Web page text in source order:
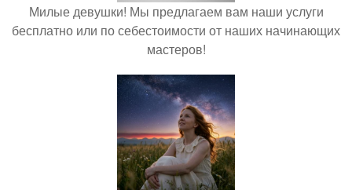
Милые девушки! Мы предлагаем вам наши услуги
бесплатно или по себестоимости от наших начинающих
мастеров!